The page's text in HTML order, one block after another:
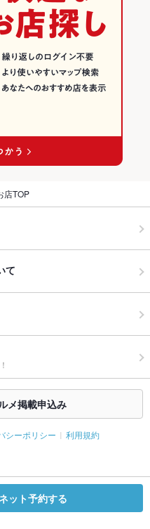
店TOP
て
メ掲載申込み
シーポリシー 利用規約
ット予約する